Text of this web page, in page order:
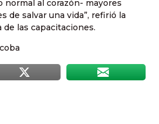
normal al corazón- mayores
de salvar una vida”, refirió la
las capacitaciones.